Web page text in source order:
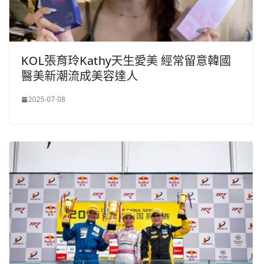
KOL張育玲Kathy天生愛美 經常留意韓國
醫美新潮流成美容達人
2025-07-08